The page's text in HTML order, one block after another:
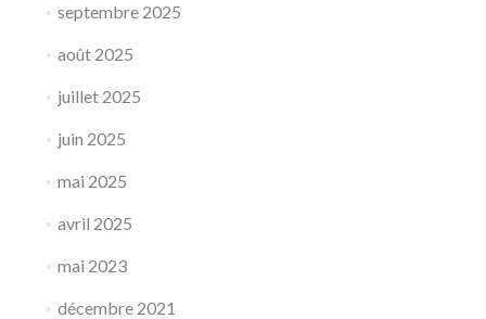
septembre 2025
août 2025
juillet 2025
juin 2025
mai 2025
avril 2025
mai 2023
décembre 2021